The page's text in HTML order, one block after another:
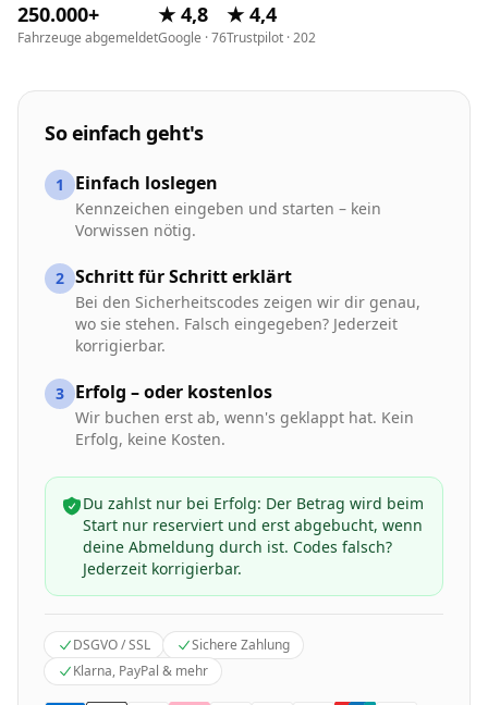
250.000+
Fahrzeuge abgemeldet
★ 4,8
Google · 76
★ 4,4
Trustpilot · 202
So einfach geht's
1 Einfach loslegen
Kennzeichen eingeben und starten – kein
Vorwissen nötig.
2 Schritt für Schritt erklärt
Bei den Sicherheitscodes zeigen wir dir genau,
wo sie stehen. Falsch eingegeben? Jederzeit
korrigierbar.
3 Erfolg – oder kostenlos
Wir buchen erst ab, wenn's geklappt hat. Kein
Erfolg, keine Kosten.
Du zahlst nur bei Erfolg: Der Betrag wird beim
Start nur reserviert und erst abgebucht, wenn
deine Abmeldung durch ist. Codes falsch?
Jederzeit korrigierbar.
DSGVO / SSL
Sichere Zahlung
Klarna, PayPal & mehr